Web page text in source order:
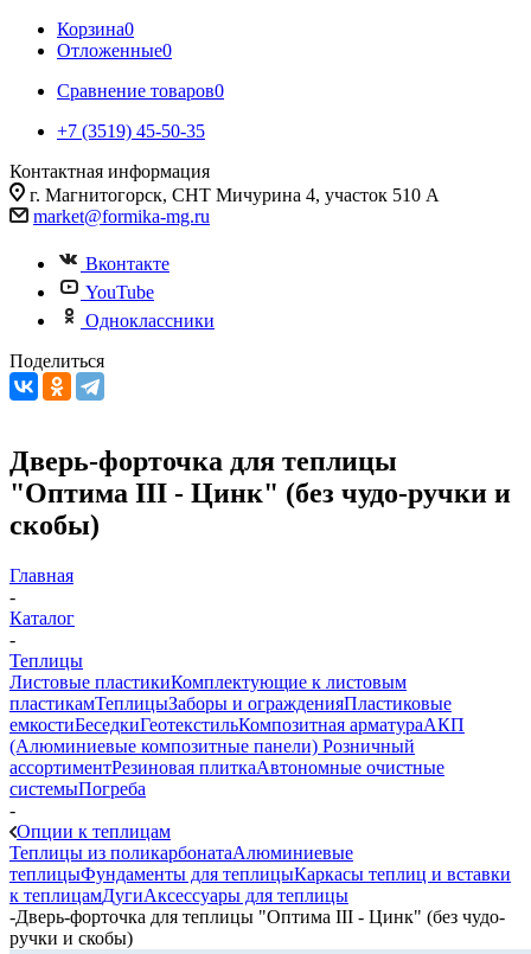
Корзина0
Отложенные0
Сравнение товаров0
+7 (3519) 45-50-35
Контактная информация
г. Магнитогорск, СНТ Мичурина 4, участок 510 А
market@formika-mg.ru
Вконтакте
YouTube
Одноклассники
Поделиться
Дверь-форточка для теплицы
"Оптима III - Цинк" (без чудо-ручки и
скобы)
Главная
-
Каталог
-
Теплицы
Листовые пластикиКомплектующие к листовым
пластикамТеплицыЗаборы и огражденияПластиковые
емкостиБеседкиГеотекстильКомпозитная арматураАКП
(Алюминиевые композитные панели) Розничный
ассортиментРезиновая плиткаАвтономные очистные
системыПогреба
-
Опции к теплицам
Теплицы из поликарбонатаАлюминиевые
теплицыФундаменты для теплицыКаркасы теплиц и вставки
к теплицамДугиАксессуары для теплицы
-Дверь-форточка для теплицы "Оптима III - Цинк" (без чудо-
ручки и скобы)